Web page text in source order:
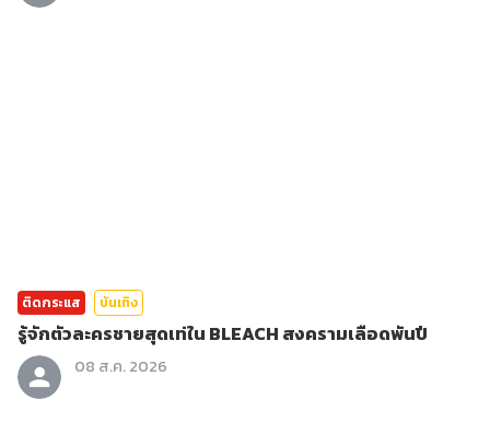
ติดกระแส บันเทิง
รู้จักตัวละครชายสุดเท่ใน BLEACH สงครามเลือดพันปี
08 ส.ค. 2026